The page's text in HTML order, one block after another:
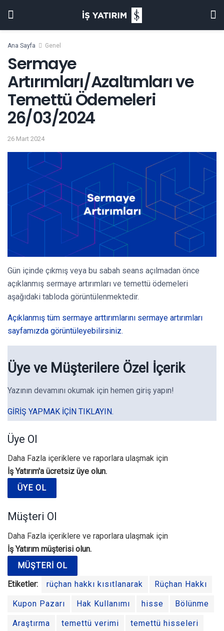
Ana Sayfa Genel
Sermaye
Artırımları/Azaltımları ve
Temettü Ödemeleri
26/03/2024
26 Mart 2024
Gün içinde çıkmış veya bu sabah seans açılmadan önce
açıklanmış sermaye artırımları ve temettü ödemeleri
aşağıdaki tabloda görüntülenmektedir.
Açıklanmış tüm sermaye arttırımlarını sermaye artırımları
sayfamızda görüntüleyebilirsiniz.
Üye ve Müşterilere Özel İçerik
Yazının devamını okumak için hemen giriş yapın!
GIRIŞ YAPMAK IÇIN TIKLAYIN.
Üye Ol
Daha Fazla içeriklere ve raporlara ulaşmak için
İş Yatırım'a ücretsiz üye olun.
ÜYE OL
Müşteri Ol
Daha Fazla içeriklere ve raporlara ulaşmak için
İş Yatırım müşterisi olun.
MÜŞTERI OL
Etiketler:
rüçhan hakkı kısıtlanarak Rüçhan Hakkı
Kupon Pazarı Hak Kullanımı hisse Bölünme
Araştırma temettü verimi temettü hisseleri